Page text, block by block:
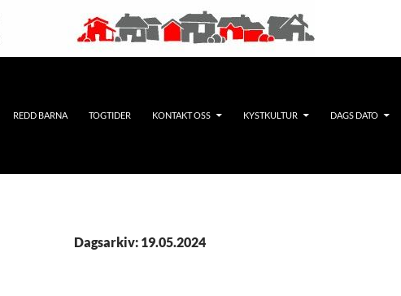
REDD BARNA TOGTIDER KONTAKT OSS KYSTKULTUR DAGS DATO
Dagsarkiv: 19.05.2024